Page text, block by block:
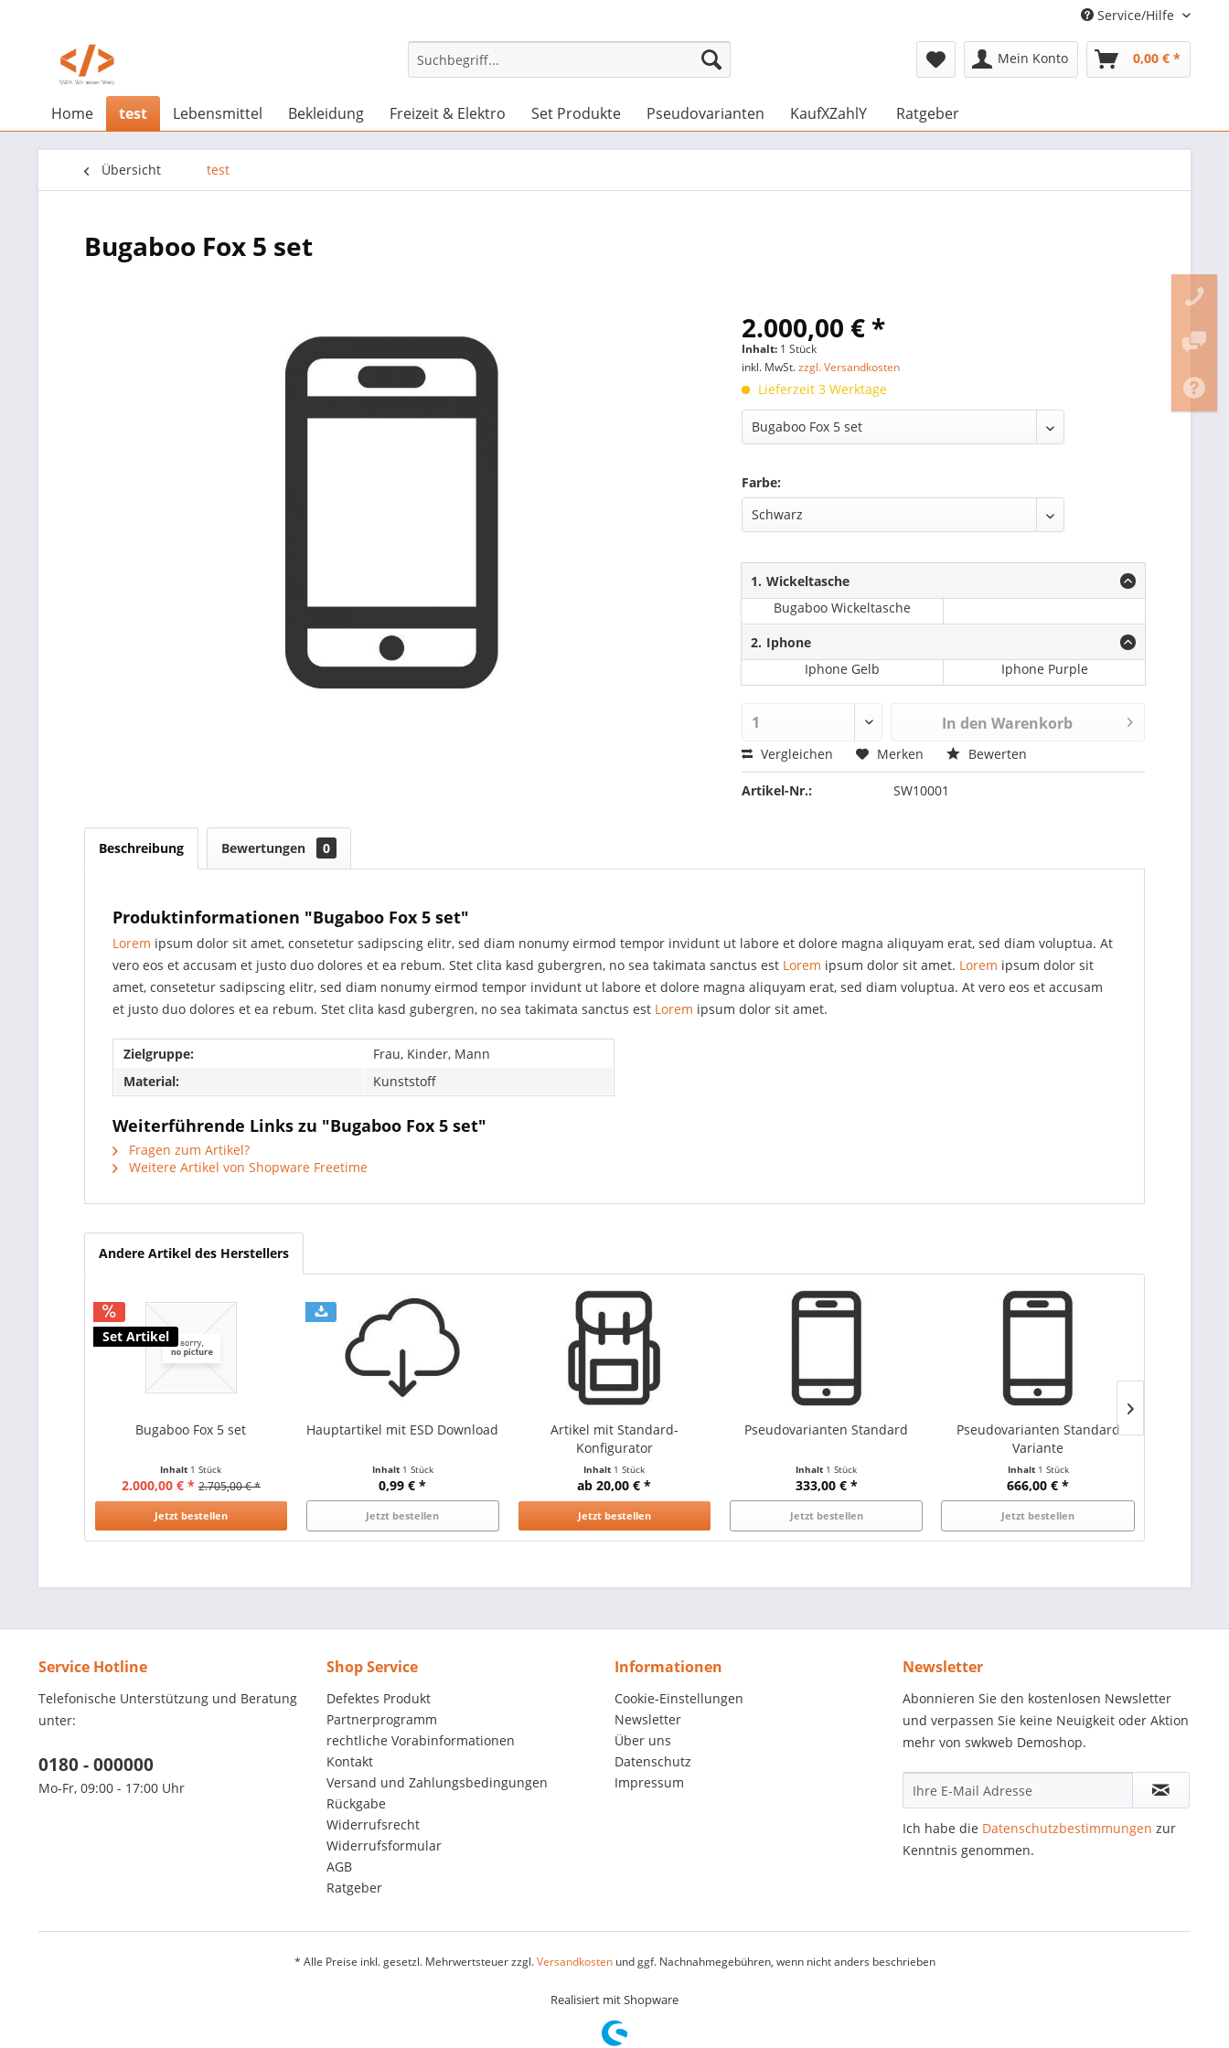
Service/Hilfe
Mein Konto 0,00 € *
Home test Lebensmittel Bekleidung Freizeit & Elektro Set Produkte Pseudovarianten KaufXZahlY Ratgeber
Übersicht test
Bugaboo Fox 5 set
2.000,00 € *
Inhalt: 1 Stück
inkl. MwSt.zzgl. Versandkosten
Lieferzeit 3 Werktage
Farbe:
1. Wickeltasche
Bugaboo Wickeltasche
2. Iphone
Iphone Gelb
Iphone Purple
In den Warenkorb
Vergleichen Merken Bewerten
Artikel-Nr.: SW10001
Beschreibung Bewertungen 0
Produktinformationen "Bugaboo Fox 5 set"
Lorem ipsum dolor sit amet, consetetur sadipscing elitr, sed diam nonumy eirmod tempor invidunt ut labore et dolore magna aliquyam erat, sed diam voluptua. At
vero eos et accusam et justo duo dolores et ea rebum. Stet clita kasd gubergren, no sea takimata sanctus est Lorem ipsum dolor sit amet. Lorem ipsum dolor sit
amet, consetetur sadipscing elitr, sed diam nonumy eirmod tempor invidunt ut labore et dolore magna aliquyam erat, sed diam voluptua. At vero eos et accusam
et justo duo dolores et ea rebum. Stet clita kasd gubergren, no sea takimata sanctus est Lorem ipsum dolor sit amet.
Zielgruppe:
Frau, Kinder, Mann
Material:
Kunststoff
Weiterführende Links zu "Bugaboo Fox 5 set"
Fragen zum Artikel?
Weitere Artikel von Shopware Freetime
Andere Artikel des Herstellers
Set Artikel
Bugaboo Fox 5 set
Inhalt 1 Stück
2.000,00 € * 2.705,00 € *
Jetzt bestellen
Hauptartikel mit ESD Download
Inhalt 1 Stück
0,99 € *
Jetzt bestellen
Artikel mit Standard-
Konfigurator
Inhalt 1 Stück
ab 20,00 € *
Jetzt bestellen
Pseudovarianten Standard
Inhalt 1 Stück
333,00 € *
Jetzt bestellen
Pseudovarianten Standard
Variante
Inhalt 1 Stück
666,00 € *
Jetzt bestellen
Service Hotline
Telefonische Unterstützung und Beratung
unter:
0180 - 000000
Mo-Fr, 09:00 - 17:00 Uhr
Shop Service
Defektes Produkt
Partnerprogramm
rechtliche Vorabinformationen
Kontakt
Versand und Zahlungsbedingungen
Rückgabe
Widerrufsrecht
Widerrufsformular
AGB
Ratgeber
Informationen
Cookie-Einstellungen
Newsletter
Über uns
Datenschutz
Impressum
Newsletter
Abonnieren Sie den kostenlosen Newsletter
und verpassen Sie keine Neuigkeit oder Aktion
mehr von swkweb Demoshop.
Ich habe die Datenschutzbestimmungen zur
Kenntnis genommen.
* Alle Preise inkl. gesetzl. Mehrwertsteuer zzgl.Versandkostenund ggf. Nachnahmegebühren, wenn nicht anders beschrieben
Realisiert mit Shopware